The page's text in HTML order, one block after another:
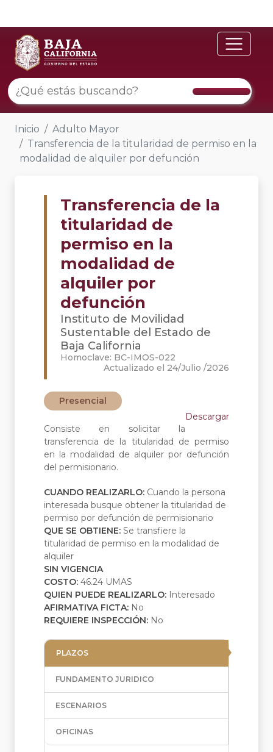
Inicio
Adulto Mayor
Transferencia de la titularidad de permiso en la
modalidad de alquiler por defunción
Transferencia de la
titularidad de
permiso en la
modalidad de
alquiler por
defunción
Instituto de Movilidad
Sustentable del Estado de
Baja California
Homoclave: BC-IMOS-022
Actualizado el 24/Julio /2026
Presencial
Descargar
Consiste en solicitar la
transferencia de la titularidad de permiso
en la modalidad de alquiler por defunción
del permisionario.
CUANDO REALIZARLO: Cuando la persona
interesada busque obtener la titularidad de
permiso por defunción de permisionario
QUE SE OBTIENE: Se transfiere la
titularidad de permiso en la modalidad de
alquiler
SIN VIGENCIA
COSTO: 46.24 UMAS
QUIEN PUEDE REALIZARLO: Interesado
AFIRMATIVA FICTA: No
REQUIERE INSPECCIÓN: No
PLAZOS
FUNDAMENTO JURIDICO
ESCENARIOS
OFICINAS